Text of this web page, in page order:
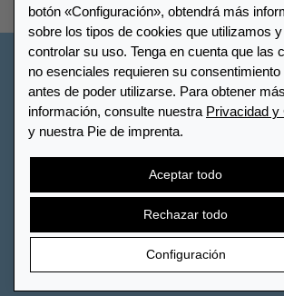
botón «Configuración», obtendrá más
sobre los tipos de cookies que utilizamos
controlar su uso. Tenga en cuenta que las
no esenciales requieren su
antes de poder utilizarse. Para obtener más
información, consulte nuestra Privacidad y
y nuestra Pie de imprenta.
Aceptar todo
Rechazar todo
Configuración
Configuración de cookies Privacidad
Declaración de accesibilidad
Cancelar contrato
© 2026 LEUCHTTURM. Todos los